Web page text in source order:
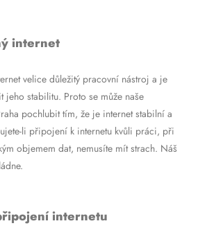
internet
velice důležitý pracovní nástroj a je
jeho stabilitu. Proto se může naše
pochlubit tím, že je internet stabilní a
li připojení k internetu kvůli práci, při
objemem dat, nemusíte mít strach. Náš
internetu